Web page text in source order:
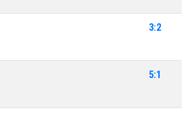
3:2
5:1